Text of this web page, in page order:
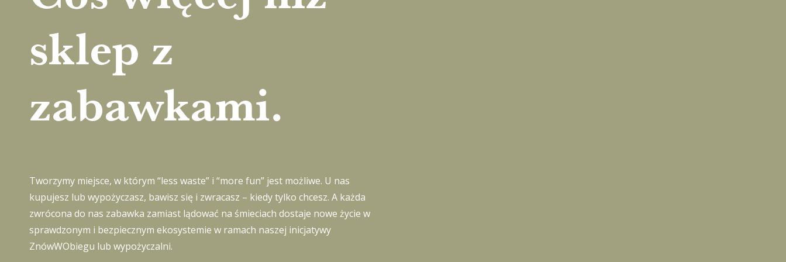
sklep z
zabawkami.
Tworzymy miejsce, w którym “less waste” i “more fun” jest możliwe. U nas
kupujesz lub wypożyczasz, bawisz się i zwracasz – kiedy tylko chcesz. A każda
zwrócona do nas zabawka zamiast lądować na śmieciach dostaje nowe życie w
sprawdzonym i bezpiecznym ekosystemie w ramach naszej inicjatywy
ZnówWObiegu lub wypożyczalni.